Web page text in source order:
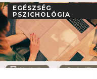
EGÉSZSÉG
PSZICHOLÓGIA